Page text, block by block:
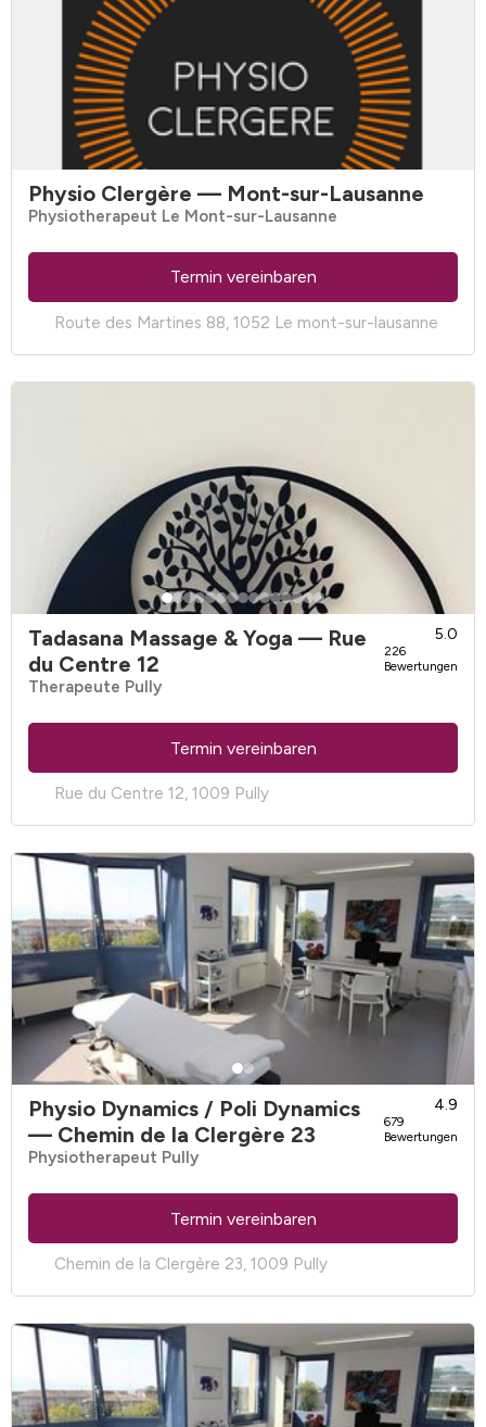
Physio Clergère — Mont-sur-Lausanne
Physiotherapeut Le Mont-sur-Lausanne
Route des Martines 88, 1052 Le mont-sur-lausanne
Termin vereinbaren
Tadasana Massage & Yoga — Rue
du Centre 12
5.0
226
Bewertungen
Therapeute Pully
Rue du Centre 12, 1009 Pully
Termin vereinbaren
Physio Dynamics / Poli Dynamics
— Chemin de la Clergère 23
4.9
679
Bewertungen
Physiotherapeut Pully
Chemin de la Clergère 23, 1009 Pully
Termin vereinbaren